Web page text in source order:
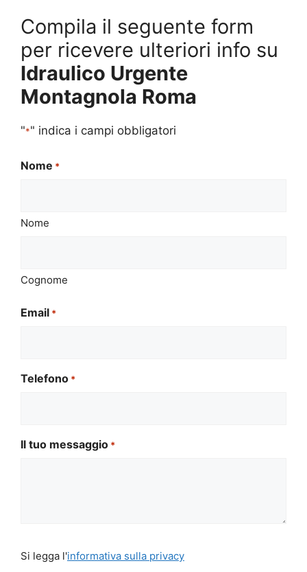
Compila il seguente form
per ricevere ulteriori info su
Idraulico Urgente
Montagnola Roma
"*" indica i campi obbligatori
Nome *
Nome
Cognome
Email *
Telefono *
Il tuo messaggio *
legga
Si legga l'informativa sulla privacy